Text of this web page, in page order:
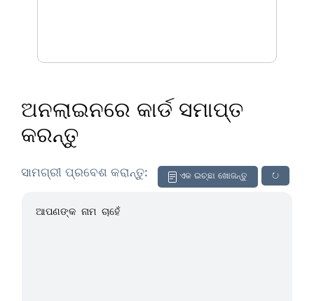
ଅନଲାଇନରେ କାର୍ଡ ସମାପ୍ତ
କରନ୍ତୁ
↻
ଏକ ଇଚ୍ଛା ଖୋଜନ୍ତୁ
ସାମଗ୍ରୀ ପ୍ରବେଶ କରାନ୍ତୁ: